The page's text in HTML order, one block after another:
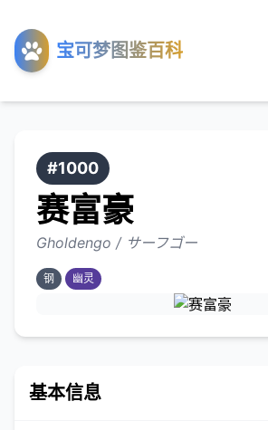
宝可梦图鉴百科
工具
关于
#1000
赛富豪
Gholdengo / サーフゴー
钢 幽灵
基本信息